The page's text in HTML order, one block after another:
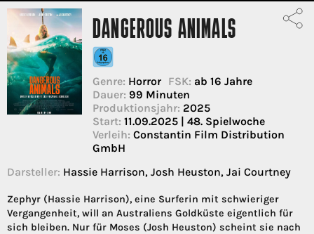
DANGEROUS ANIMALS
Genre: Horror FSK: ab 16 Jahre
Dauer: 99 Minuten
Produktionsjahr: 2025
Start: 11.09.2025 | 48. Spielwoche
Verleih: Constantin Film Distribution
GmbH
Darsteller: Hassie Harrison, Josh Heuston, Jai Courtney
Zephyr (Hassie Harrison), eine Surferin mit schwieriger
Vergangenheit, will an Australiens Goldküste eigentlich für
sich bleiben. Nur für Moses (Josh Heuston) scheint sie nach